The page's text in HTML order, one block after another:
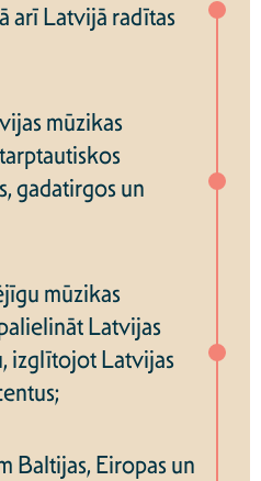
arī Latvijā radītas
mūzikas
gadatirgos un
mūzikas
Latvijas
izglītojot Latvijas
Baltijas, Eiropas un